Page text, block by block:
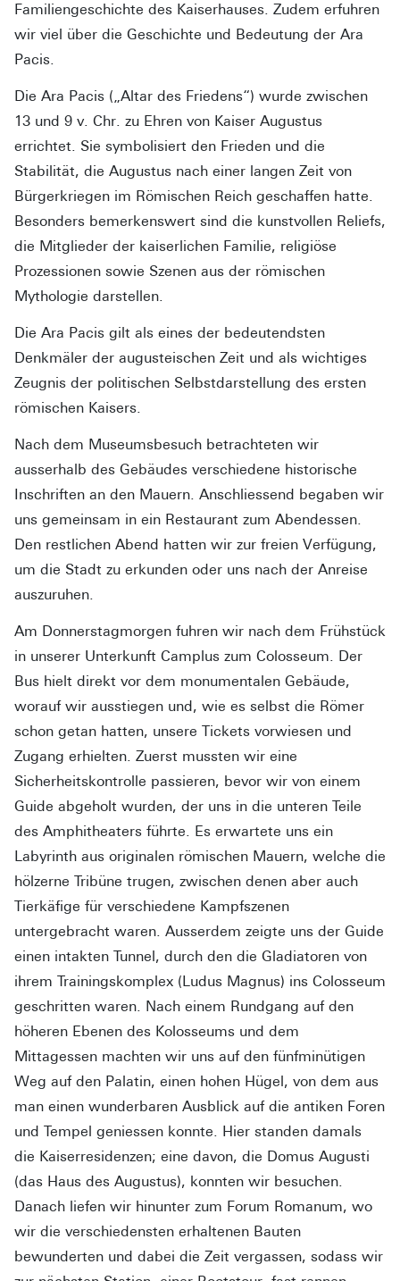
Familiengeschichte des Kaiserhauses. Zudem erfuhren
wir viel über die Geschichte und Bedeutung der Ara
Pacis.
Die Ara Pacis („Altar des Friedens“) wurde zwischen
13 und 9 v. Chr. zu Ehren von Kaiser Augustus
errichtet. Sie symbolisiert den Frieden und die
Stabilität, die Augustus nach einer langen Zeit von
Bürgerkriegen im Römischen Reich geschaffen hatte.
Besonders bemerkenswert sind die kunstvollen Reliefs,
die Mitglieder der kaiserlichen Familie, religiöse
Prozessionen sowie Szenen aus der römischen
Mythologie darstellen.
Die Ara Pacis gilt als eines der bedeutendsten
Denkmäler der augusteischen Zeit und als wichtiges
Zeugnis der politischen Selbstdarstellung des ersten
römischen Kaisers.
Nach dem Museumsbesuch betrachteten wir
ausserhalb des Gebäudes verschiedene historische
Inschriften an den Mauern. Anschliessend begaben wir
uns gemeinsam in ein Restaurant zum Abendessen.
Den restlichen Abend hatten wir zur freien Verfügung,
um die Stadt zu erkunden oder uns nach der Anreise
auszuruhen.
Am Donnerstagmorgen fuhren wir nach dem Frühstück
in unserer Unterkunft Camplus zum Colosseum. Der
Bus hielt direkt vor dem monumentalen Gebäude,
worauf wir ausstiegen und, wie es selbst die Römer
schon getan hatten, unsere Tickets vorwiesen und
Zugang erhielten. Zuerst mussten wir eine
Sicherheitskontrolle passieren, bevor wir von einem
Guide abgeholt wurden, der uns in die unteren Teile
des Amphitheaters führte. Es erwartete uns ein
Labyrinth aus originalen römischen Mauern, welche die
hölzerne Tribüne trugen, zwischen denen aber auch
Tierkäfige für verschiedene Kampfszenen
untergebracht waren. Ausserdem zeigte uns der Guide
einen intakten Tunnel, durch den die Gladiatoren von
ihrem Trainingskomplex (Ludus Magnus) ins Colosseum
geschritten waren. Nach einem Rundgang auf den
höheren Ebenen des Kolosseums und dem
Mittagessen machten wir uns auf den fünfminütigen
Weg auf den Palatin, einen hohen Hügel, von dem aus
man einen wunderbaren Ausblick auf die antiken Foren
und Tempel geniessen konnte. Hier standen damals
die Kaiserresidenzen; eine davon, die Domus Augusti
(das Haus des Augustus), konnten wir besuchen.
Danach liefen wir hinunter zum Forum Romanum, wo
wir die verschiedensten erhaltenen Bauten
bewunderten und dabei die Zeit vergassen, sodass wir